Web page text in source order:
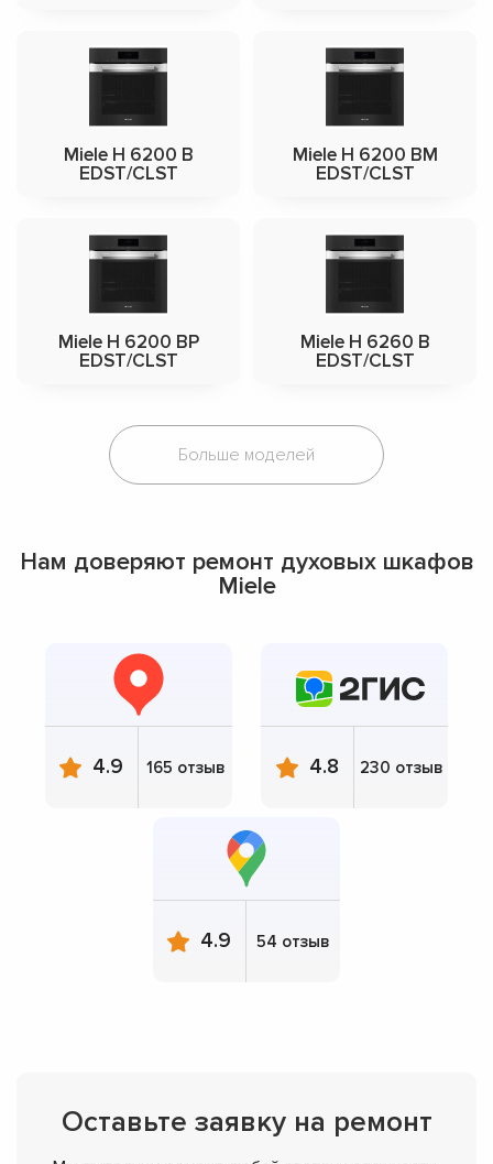
Miele H 6200 B
EDST/CLST
Miele H 6200 BM
EDST/CLST
Miele H 6200 BP
EDST/CLST
Miele H 6260 B
EDST/CLST
Больше моделей
Нам доверяют ремонт духовых шкафов
Miele
4.9 165 отзыв 4.8 230 отзыв
4.9 54 отзыв
Оставьте заявку на ремонт